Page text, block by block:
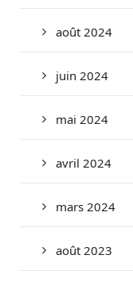
août 2024
juin 2024
mai 2024
avril 2024
mars 2024
août 2023